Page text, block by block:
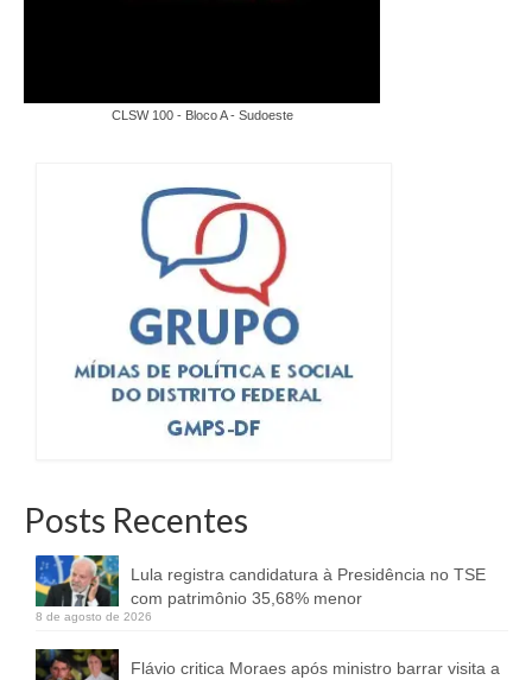
CLSW 100 - Bloco A - Sudoeste
Posts Recentes
Lula registra candidatura à Presidência no TSE
com patrimônio 35,68% menor
8 de agosto de 2026
Flávio critica Moraes após ministro barrar visita a